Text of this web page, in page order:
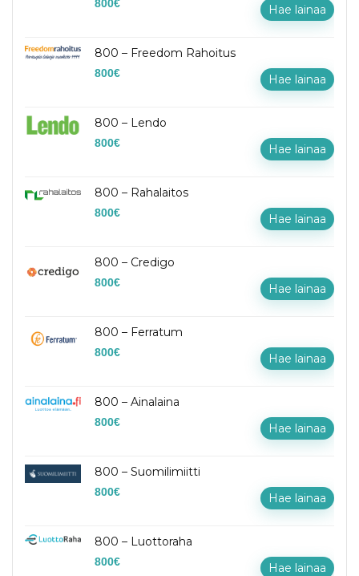
800€ Hae lainaa
800 – Freedom Rahoitus
800€ Hae lainaa
800 – Lendo
800€ Hae lainaa
800 – Rahalaitos
800€ Hae lainaa
800 – Credigo
800€ Hae lainaa
800 – Ferratum
800€ Hae lainaa
800 – Ainalaina
800€ Hae lainaa
800 – Suomilimiitti
800€ Hae lainaa
800 – Luottoraha
800€ Hae lainaa